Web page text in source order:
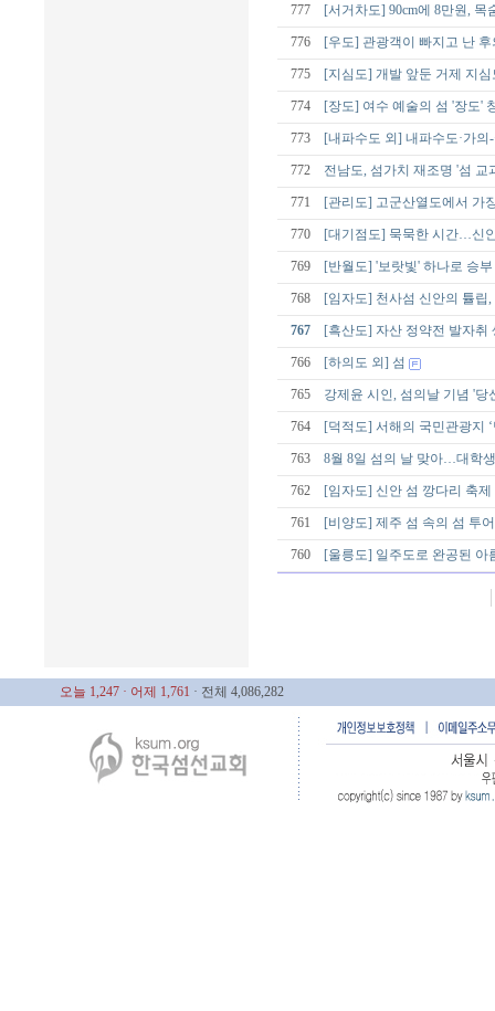
777 [서거차도] 90cm에 8만원,
776 [우도] 관광객이 빠지고 난 후
775 [지심도] 개발 앞둔 거제 지
774 [장도] 여수 예술의 섬 '장도'
773 [내파수도 외] 내파수도·가의
772 전남도, 섬가치 재조명 '섬 교
771 [관리도] 고군산열도에서 가
770 [대기점도] 묵묵한 시간…신
769 [반월도] '보랏빛' 하나로 승
768 [임자도] 천사섬 신안의 튤립
767 [흑산도] 자산 정약전 발자취
766 [하의도 외] 섬
765 강제윤 시인, 섬의날 기념 '당
764 [덕적도] 서해의 국민관광지
763 8월 8일 섬의 날 맞아…대학
762 [임자도] 신안 섬 깡다리 축
761 [비양도] 제주 섬 속의 섬 투
760 [울릉도] 일주도로 완공된 아
오늘 1,247 · 어제 1,761 · 전체 4,086,282